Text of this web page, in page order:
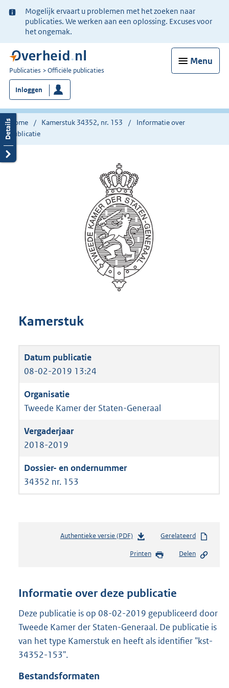
Ter
informatie:
Mogelijk ervaart u problemen met het zoeken naar
publicaties. We werken aan een oplossing. Excuses voor
het ongemak.
Menu
U
bent
nu
hier:
Publicaties Officiële publicaties
Inloggen
Home Kamerstuk 34352, nr. 153
Informatie over
publicatie
Kamerstuk
08-02-2019 13:24
Tweede Kamer der Staten-Generaal
2018-2019
34352 nr. 153
Authentieke versie (PDF)b
s
n
s
r
o
Gerelateerd
Printen Delen
Informatie over deze publicatie
Deze publicatie is op 08-02-2019 gepubliceerd door
Tweede Kamer der Staten-Generaal. De publicatie is
van het type Kamerstuk en heeft als identifier "kst-
34352-153".
Bestandsformaten